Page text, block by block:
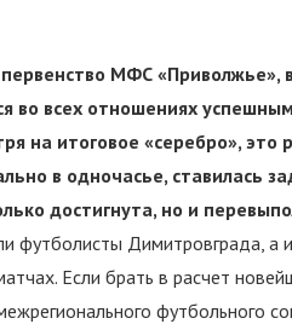
МФС
во всех отношениях
на итоговое «серебро»,
в одночасье, ставилась
достигнута, но и
футболисты Димитровграда,
Если брать в расчет
футбольного